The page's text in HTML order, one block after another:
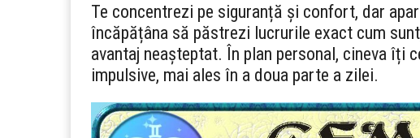
Te concentrezi pe siguranță și confort, dar
încăpățâna să păstrezi lucrurile exact cum
avantaj neașteptat. În plan personal, cineva îți
impulsive, mai ales în a doua parte a zilei.